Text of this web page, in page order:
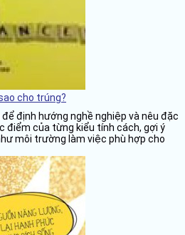
cho trúng?
định hướng nghề nghiệp và nêu đặc
điểm của từng kiểu tính cách, gợi ý
môi trường làm việc phù hợp cho